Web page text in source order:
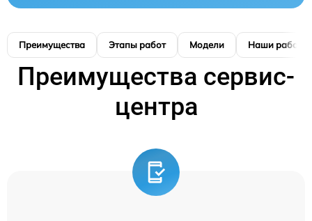
Преимущества Этапы работ Модели Наши работы
Преимущества сервис-
центра